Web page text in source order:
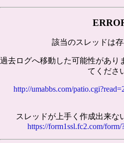
該当のスレッドは存
過去ログへ移動した可能性があり
てくださ
http://umabbs.com/
スレッドが上手く作成出来な
https://form1ssl.fc2.com/